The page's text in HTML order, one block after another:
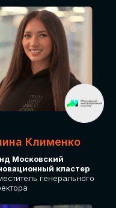
Клименко
Московский
кластер
генерального